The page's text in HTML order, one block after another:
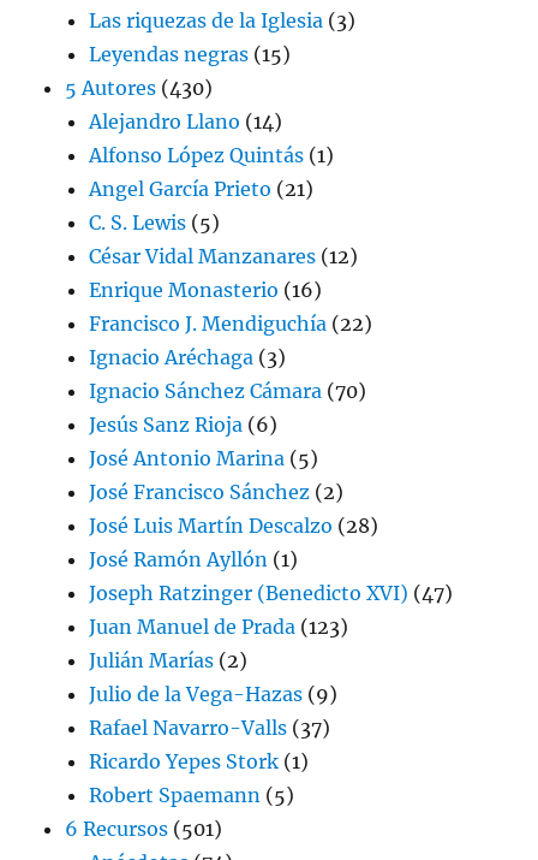
Las riquezas de la Iglesia (3)
Leyendas negras (15)
5 Autores (430)
Alejandro Llano (14)
Alfonso López Quintás (1)
Angel García Prieto (21)
C. S. Lewis (5)
César Vidal Manzanares (12)
Enrique Monasterio (16)
Francisco J. Mendiguchía (22)
Ignacio Aréchaga (3)
Ignacio Sánchez Cámara (70)
Jesús Sanz Rioja (6)
José Antonio Marina (5)
José Francisco Sánchez (2)
José Luis Martín Descalzo (28)
José Ramón Ayllón (1)
Joseph Ratzinger (Benedicto XVI) (47)
Juan Manuel de Prada (123)
Julián Marías (2)
Julio de la Vega-Hazas (9)
Rafael Navarro-Valls (37)
Ricardo Yepes Stork (1)
Robert Spaemann (5)
6 Recursos (501)